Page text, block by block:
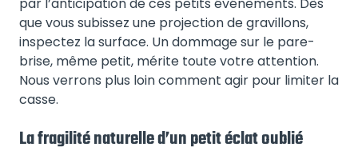
par l’anticipation de ces petits événements. Dès
que vous subissez une projection de gravillons,
inspectez la surface. Un dommage sur le pare-
brise, même petit, mérite toute votre attention.
Nous verrons plus loin comment agir pour limiter la
casse.
La fragilité naturelle d’un petit éclat oublié